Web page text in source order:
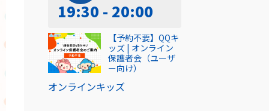
19:30 - 20:00
オンラインキッズ
【予約不要】QQキ
ッズ | オンライン
保護者会（ユーザ
ー向け）